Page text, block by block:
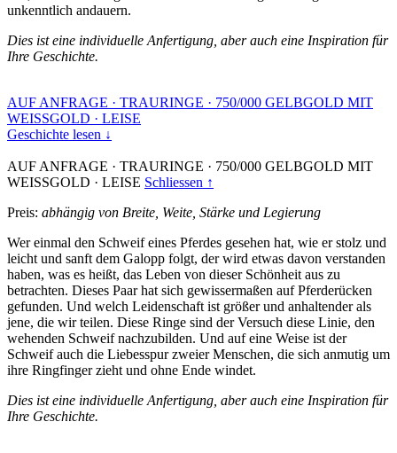
unkenntlich andauern.
Dies ist eine individuelle Anfertigung, aber auch eine Inspiration für
Ihre Geschichte.
AUF ANFRAGE · TRAURINGE · 750/000 GELBGOLD MIT
WEISSGOLD · LEISE
Geschichte lesen ↓
AUF ANFRAGE · TRAURINGE · 750/000 GELBGOLD MIT
WEISSGOLD · LEISE Schliessen ↑
Preis: abhängig von Breite, Weite, Stärke und Legierung
Wer einmal den Schweif eines Pferdes gesehen hat, wie er stolz und
leicht und sanft dem Galopp folgt, der wird etwas davon verstanden
haben, was es heißt, das Leben von dieser Schönheit aus zu
betrachten. Dieses Paar hat sich gewissermaßen auf Pferderücken
gefunden. Und welch Leidenschaft ist größer und anhaltender als
jene, die wir teilen. Diese Ringe sind der Versuch diese Linie, den
wehenden Schweif nachzubilden. Und auf eine Weise ist der
Schweif auch die Liebesspur zweier Menschen, die sich anmutig um
ihre Ringfinger zieht und ohne Ende windet.
Dies ist eine individuelle Anfertigung, aber auch eine Inspiration für
Ihre Geschichte.